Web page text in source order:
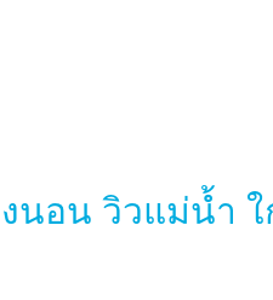
นอน วิวแม่น้ำ